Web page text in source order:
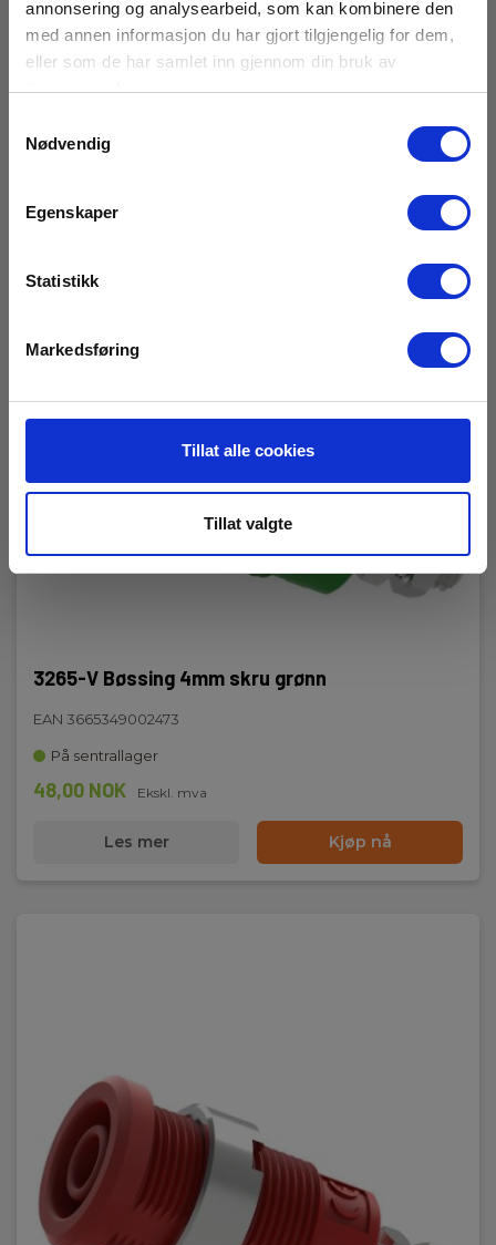
annonsering og analysearbeid, som kan kombinere den
med annen informasjon du har gjort tilgjengelig for dem,
eller som de har samlet inn gjennom din bruk av
tjenestene deres.
Nødvendig
Egenskaper
Statistikk
Markedsføring
Tillat alle cookies
Tillat valgte
På sentrallager
60,00 NOK Ekskl. mva
3265-V Bøssing 4mm skru grønn
EAN 3665349002473
På sentrallager
48,00 NOK Ekskl. mva
Les mer Kjøp nå